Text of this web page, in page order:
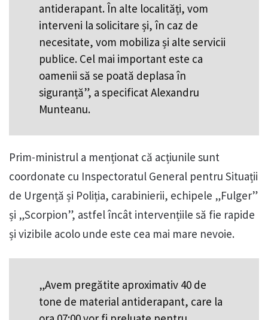
antiderapant. În alte localități, vom
interveni la solicitare și, în caz de
necesitate, vom mobiliza și alte servicii
publice. Cel mai important este ca
oamenii să se poată deplasa în
siguranță”, a specificat Alexandru
Munteanu.
Prim-ministrul a menționat că acțiunile sunt
coordonate cu Inspectoratul General pentru Situații
de Urgență și Poliția, carabinierii, echipele „Fulger”
și „Scorpion”, astfel încât intervențiile să fie rapide
și vizibile acolo unde este cea mai mare nevoie.
„Avem pregătite aproximativ 40 de
tone de material antiderapant, care la